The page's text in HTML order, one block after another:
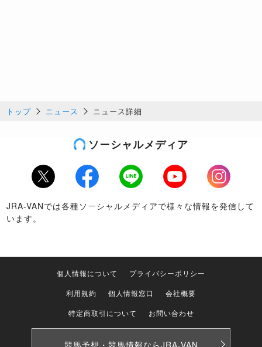
トップ ニュース ニュース詳細
ソーシャルメディア
Twitter Facebook LINE Youtube
Instagram
JRA-VANでは各種ソーシャルメディアで様々な情報を発信して
います。
個人情報について
プライバシーポリシー
利用規約
個人情報窓口
会社概要
特定商取引について
お問い合わせ